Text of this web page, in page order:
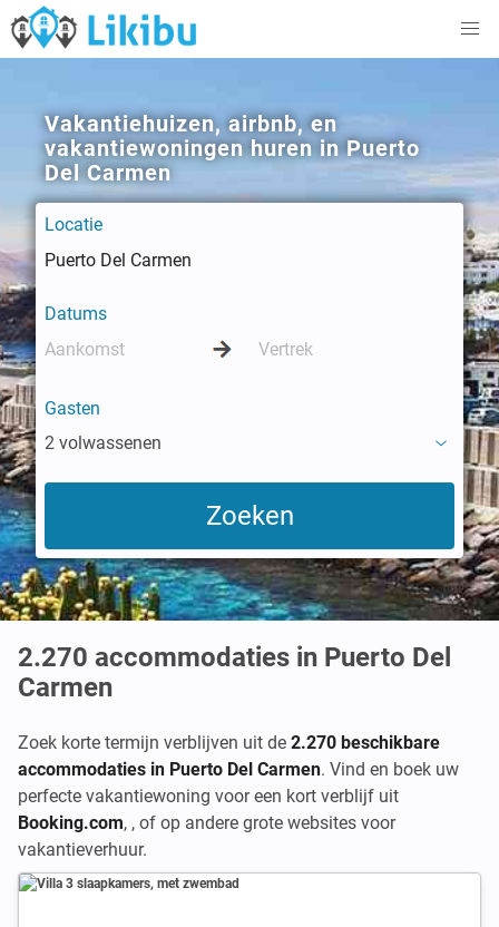
Vakantiehuizen, airbnb, en
vakantiewoningen huren in Puerto
Del Carmen
Locatie
Datums
Gasten
2 volwassenen
2.270 accommodaties in Puerto Del
Carmen
Zoek korte termijn verblijven uit de 2.270 beschikbare
accommodaties in Puerto Del Carmen. Vind en boek uw
perfecte vakantiewoning voor een kort verblijf uit
Booking.com, , of op andere grote websites voor
vakantieverhuur.